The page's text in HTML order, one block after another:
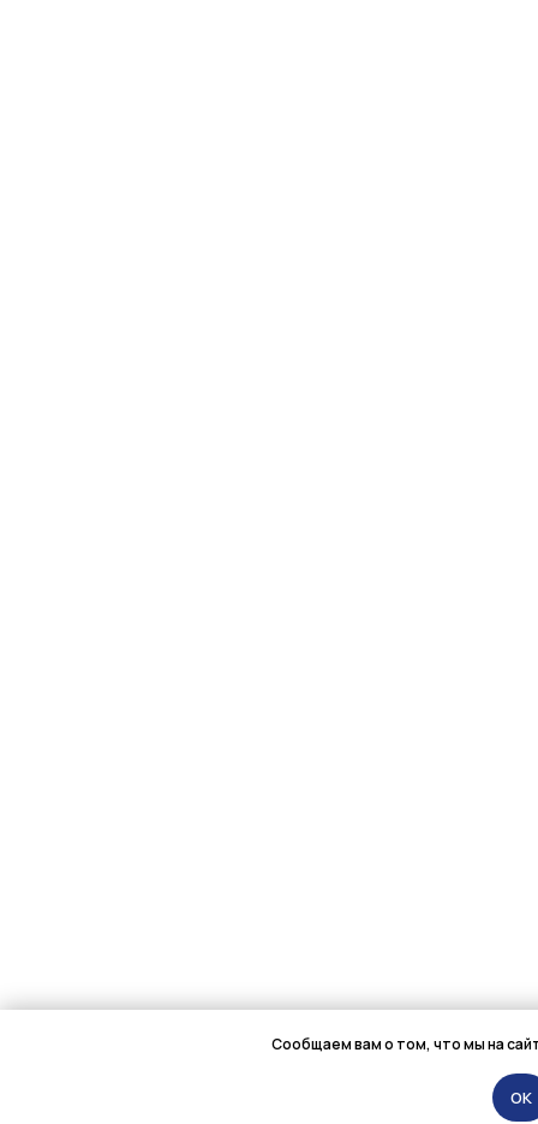
Сообщаем вам о том, что мы на
OK